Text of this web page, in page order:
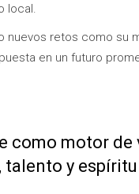
local.
nuevos retos como su
en un futuro
como motor
y